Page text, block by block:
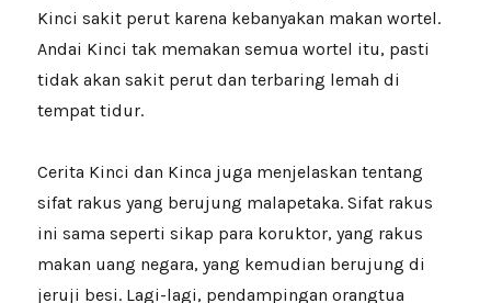
Kinci sakit perut karena kebanyakan makan wortel.
Andai Kinci tak memakan semua wortel itu, pasti
tidak akan sakit perut dan terbaring lemah di
tempat tidur.
Cerita Kinci dan Kinca juga menjelaskan tentang
sifat rakus yang berujung malapetaka. Sifat rakus
ini sama seperti sikap para koruktor, yang rakus
makan uang negara, yang kemudian berujung di
jeruji besi. Lagi-lagi, pendampingan orangtua